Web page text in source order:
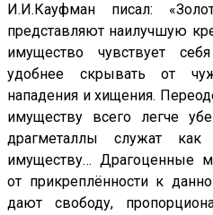
И.И.Кауфман писал:
представляют наилучшую
имущество чувствует
удобнее скрывать от
нападения и хищения.
имуществу всего легче
драгметаллы служат
имуществу… Драгоценные
от прикреплённости к
дают свободу,